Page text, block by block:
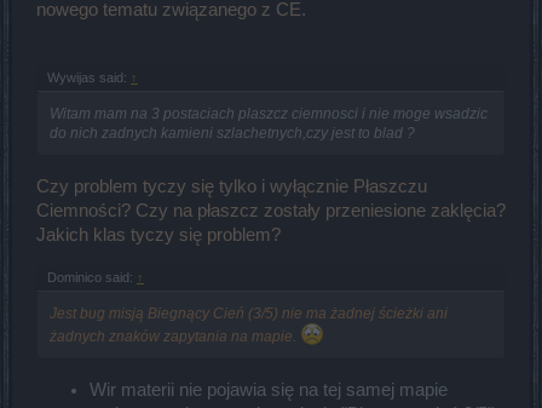
nowego tematu związanego z CE.
Wywijas said: ↑
Witam mam na 3 postaciach plaszcz ciemnosci i nie moge wsadzic
do nich zadnych kamieni szlachetnych,czy jest to blad ?
Czy problem tyczy się tylko i wyłącznie Płaszczu
Ciemności? Czy na płaszcz zostały przeniesione zaklęcia?
Jakich klas tyczy się problem?
Dominico said: ↑
Jest bug misją Biegnący Cień (3/5) nie ma żadnej ścieżki ani
żadnych znaków zapytania na mapie.
Wir materii nie pojawia się na tej samej mapie